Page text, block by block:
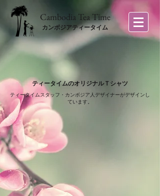
​Cambodia Tea Time
カンボジアティータイム
ティータイムのオリジナルＴシャツ
ティータイムスタッフ・カンボジア人デザイナーが​デザインし
ています。